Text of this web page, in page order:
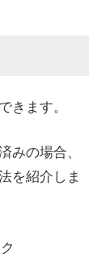
きます。
の場合、
を紹介しま